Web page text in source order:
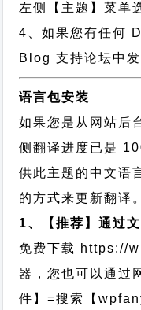
左侧【主题】菜单
4、如果您有任何
Blog 支持论坛中发
语言包安装
如果您是从网站后
侧翻译进度已是
供此主题的中文语
的方式来更新翻译。
1、【推荐】通过
免费下载 https://
器，您也可以通过
件】=搜索【